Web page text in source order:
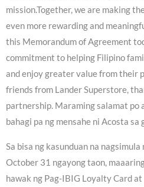
mission.Together, we are making
even more rewarding and
this Memorandum of Agreement
commitment to helping Filipino
and enjoy greater value from their
friends from Lander Superstore,
partnership. Maraming salamat po
bahagi pa ng mensahe ni Acosta sa
Sa bisa ng kasunduan na
October 31 ngayong taon,
hawak ng Pag-IBIG Loyalty Card